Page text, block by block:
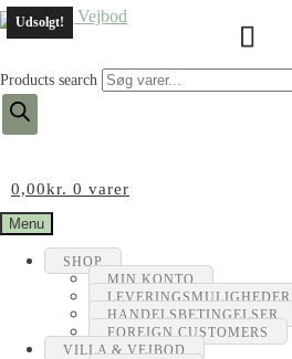
Products search
0,00kr. 0 varer
Menu
SHOP
MIN KONTO
LEVERINGSMULIGHEDER
HANDELSBETINGELSER
FOREIGN CUSTOMERS
VILLA & VEJBOD
Udsolgt!